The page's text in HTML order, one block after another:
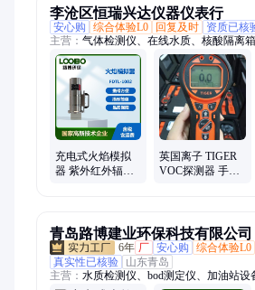
李沧区恒瑞兴达仪器仪表行
安心购
综合体验L0 回复及时 资质已核
主营： 气体检测仪、在线水质、核酸隔离
充电式火焰模拟
器 紫外红外辐射
英国离子 TIGER
VOC探测器 手持
青岛路博建业环保科技有限公司
6年 厂 安心购 综合体验L0
真实性已核验
山东青岛
主营： 水质检测仪、bod测定仪、加油站设